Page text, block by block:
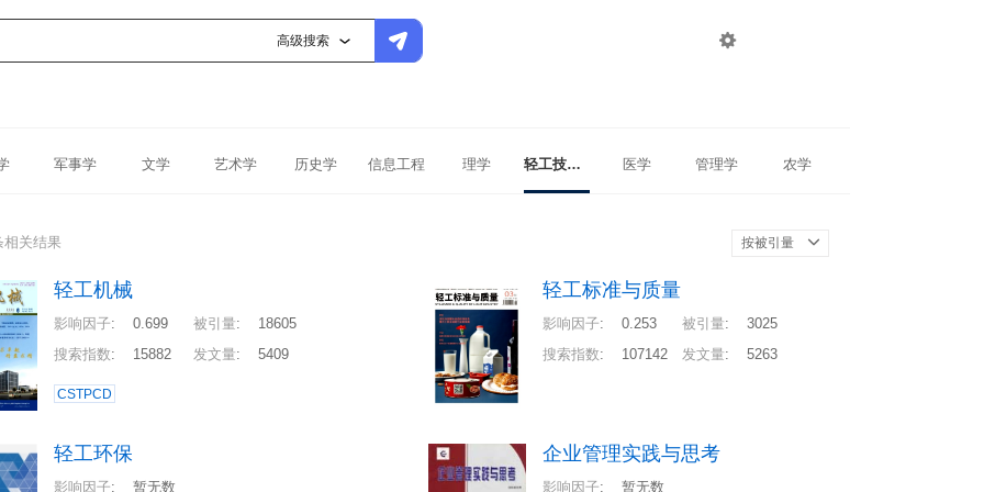
高级搜索 
军事学 文学 艺术学 历史学 信息工程 理学 轻工技术与工程 医学 管理学 农学
相关结果 按被引量
轻工机械
影响因子: 0.699 被引量:
18605
搜索指数: 15882 发文量: 5409
CSTPCD
轻工标准与质量
影响因子: 0.253 被引量:
3025
搜索指数: 107142 发文量: 5263
轻工环保
影响因子: 暂无数
企业管理实践与思考
影响因子: 暂无数